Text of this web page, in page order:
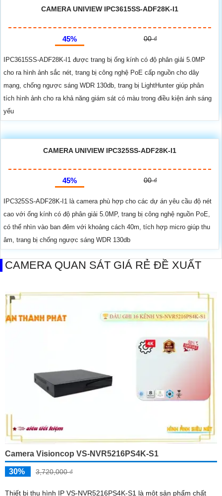
CAMERA UNIVIEW IPC3615SS-ADF28K-I1
45% 00 ₫
IPC3615SS-ADF28K-I1 được trang bị ống kính có độ phân giải 5.0MP
cho ra hình ảnh sắc nét, trang bị công nghệ PoE cấp nguồn cho dây
mạng, chống ngược sáng WDR 130db, trang bị LightHunter giúp phân
tích hình ảnh cho ra khả năng giám sát có màu trong điều kiện ánh sáng
yếu
CAMERA UNIVIEW IPC325SS-ADF28K-I1
45% 00 ₫
IPC325SS-ADF28K-I1 là camera phù hợp cho các dự án yêu cầu độ nét
cao với ống kính có độ phân giải 5.0MP, trang bị công nghệ nguồn PoE,
có thể nhìn vào ban đêm với khoảng cách 40m, tích hợp micro giúp thu
âm, trang bị chống ngược sáng WDR 130db
CAMERA QUAN SÁT GIÁ RẺ ĐỀ XUẤT
Camera Visioncop VS-NVR5216PS4K-S1
30% 3,720,000 ₫
Thiết bị thu hình IP VS-NVR5216PS4K-S1 là một sản phẩm chất